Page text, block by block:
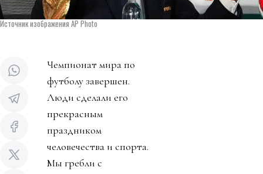
Источник изображения AP Photo
Чемпионат мира по
футболу завершен.
Люди сделали его
прекрасным
праздником
человечества и спорта.
Мы гребли с